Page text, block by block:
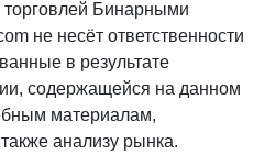
Бинарными
не несёт ответственности
в результате
содержащейся на данном
материалам,
анализу рынка.